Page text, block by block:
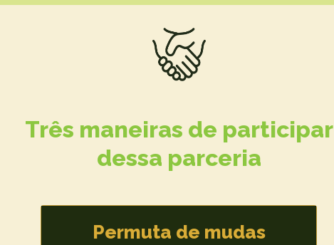
Três maneiras de participar
dessa parceria
Permuta de mudas